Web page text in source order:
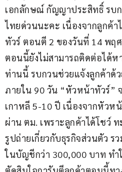
เอกลักษณ์ กัญญาประสิทธิ์ รบ
ไทยด่วนนะคะ เนื่องจากลูกค้
ทัวร์ ตอนตี 2 ของวันที่ 14 พฤ
ตอนนี้ยังไม่สามารถติดต่อได้
ท่านนี้ รบกวนช่วยแจ้งลูกค้าด้
ภายใน 90 วัน “หัวหน้าทัวร์”
เกาหลี 5-10 ปี เนื่องจากหัวห
ผ่าน ตม. เพราะลูกค้าได้โชว์
รูปถ่ายเกี่ยวกับธุรกิจส่วนตัว ร
ในบัญชีกว่า 300,000 บาท ท